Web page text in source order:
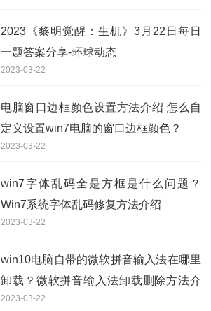
2023《黎明觉醒：生机》3月22日每日
一题答案分享-环球动态
2023-03-22
电脑窗口边框颜色设置方法介绍 怎么自
定义设置win7电脑的窗口边框颜色？
2023-03-22
win7字体乱码全是方框是什么问题？
Win7系统字体乱码修复方法介绍
2023-03-22
win10电脑自带的微软拼音输入法在哪里
卸载？微软拼音输入法卸载删除方法介
绍
2023-03-22